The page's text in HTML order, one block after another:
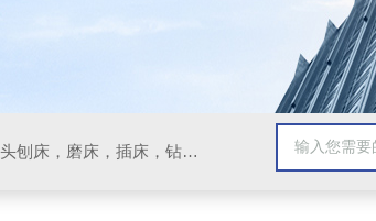
数控车床，加工中心，数控铣床，立钻，台钻，摇臂钻床，锯床，牛头刨床，磨床，插床，钻铣床，滚齿机